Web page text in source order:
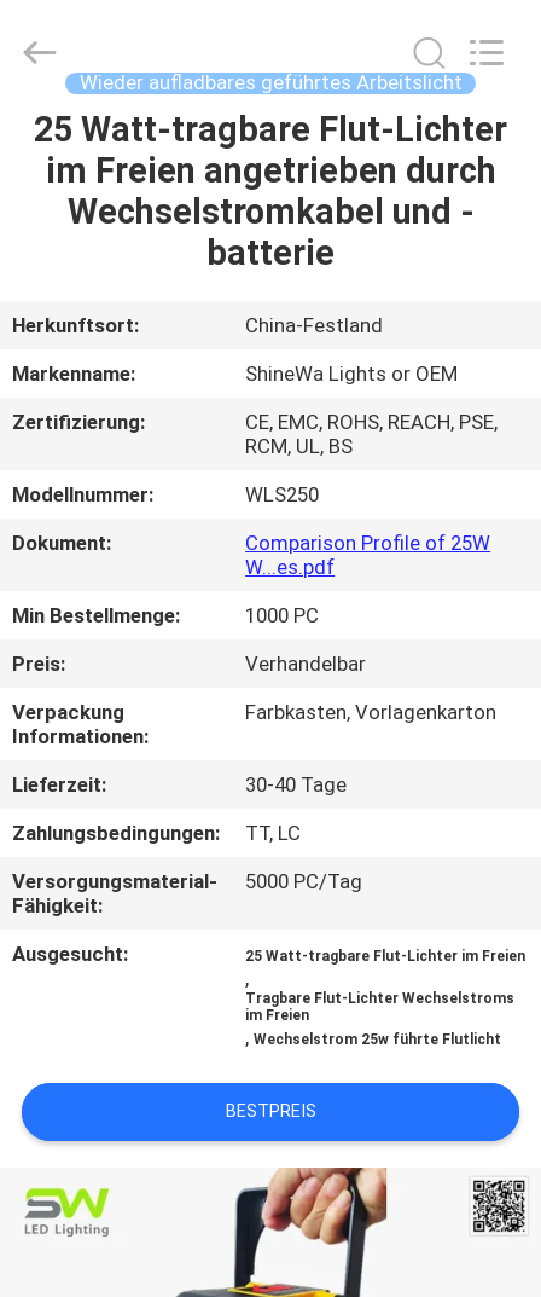
ZU
HAUSE
VIDEOS
UNS
QUALITÄTSKONTROLLE
KONTAKT
MIT
UNS
NEUIGKEITEN
RECHTSSACHEN
Trade
Reserved.
Wieder aufladbares geführtes Arbeitslicht
25 Watt-tragbare Flut-Lichter
im Freien angetrieben durch
Wechselstromkabel und -
batterie
Herkunftsort:
China-Festland
Markenname:
ShineWa Lights or OEM
Zertifizierung:
CE, EMC, ROHS, REACH, PSE,
RCM, UL, BS
Modellnummer:
WLS250
Dokument:
Comparison Profile of 25W
W...es.pdf
Min Bestellmenge:
1000 PC
Preis:
Verhandelbar
Verpackung
Informationen:
Farbkasten, Vorlagenkarton
Lieferzeit:
30-40 Tage
Zahlungsbedingungen:
TT, LC
Versorgungsmaterial-
Fähigkeit:
5000 PC/Tag
Ausgesucht: 25 Watt-tragbare Flut-Lichter im Freien
,
Tragbare Flut-Lichter Wechselstroms
im Freien
,Wechselstrom 25w führte Flutlicht
BESTPREIS